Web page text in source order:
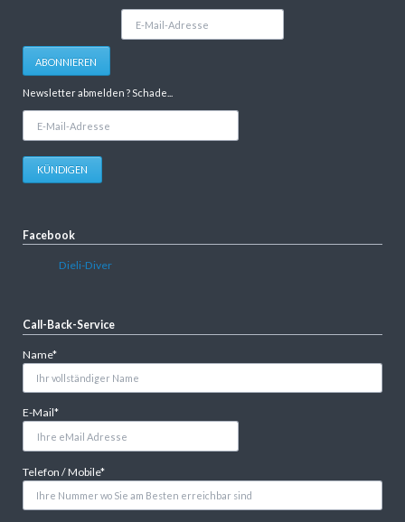
Adresse
ABONNIEREN
Newsletter abmelden ? Schade...
KÜNDIGEN
Facebook
Dieli-Diver
Call-Back-Service
Pflichtfeld
Name*
Pflichtfeld
E-Mail*
Pflichtfeld
Telefon / Mobile*